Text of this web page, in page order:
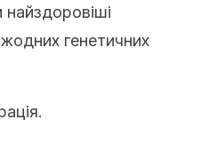
генетичних